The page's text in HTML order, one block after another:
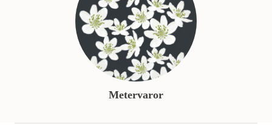
Metervaror